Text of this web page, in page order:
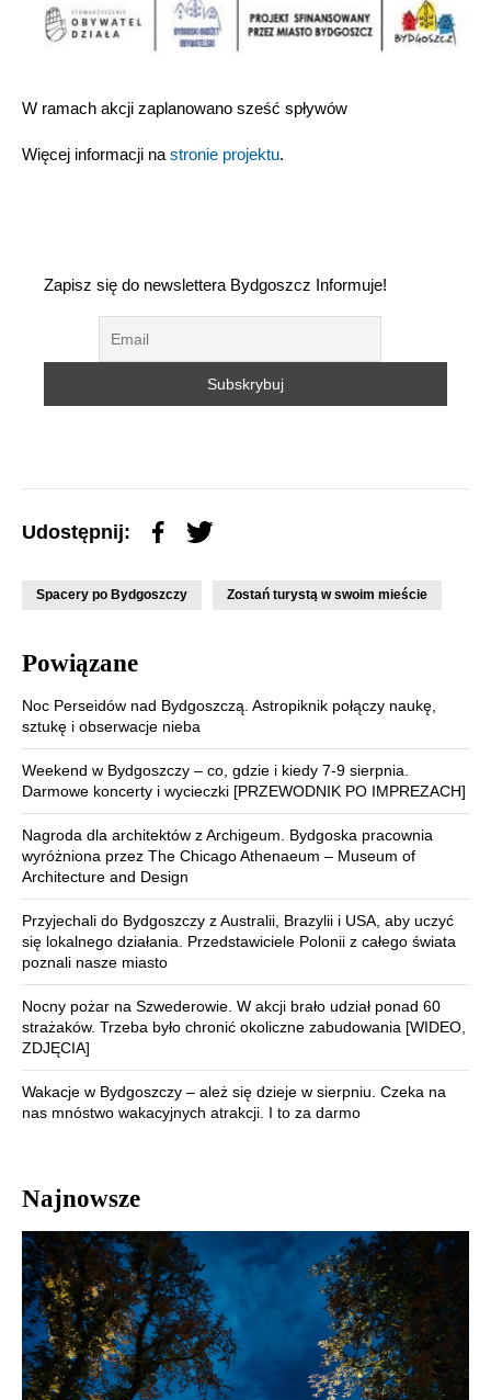
W ramach akcji zaplanowano sześć spływów
Więcej informacji na stronie projektu.
Zapisz się do newslettera Bydgoszcz Informuje!
Udostępnij:
Spacery po Bydgoszczy Zostań turystą w swoim mieście
Powiązane
Noc Perseidów nad Bydgoszczą. Astropiknik połączy naukę,
sztukę i obserwacje nieba
Weekend w Bydgoszczy – co, gdzie i kiedy 7-9 sierpnia.
Darmowe koncerty i wycieczki [PRZEWODNIK PO IMPREZACH]
Nagroda dla architektów z Archigeum. Bydgoska pracownia
wyróżniona przez The Chicago Athenaeum – Museum of
Architecture and Design
Przyjechali do Bydgoszczy z Australii, Brazylii i USA, aby uczyć
się lokalnego działania. Przedstawiciele Polonii z całego świata
poznali nasze miasto
Nocny pożar na Szwederowie. W akcji brało udział ponad 60
strażaków. Trzeba było chronić okoliczne zabudowania [WIDEO,
ZDJĘCIA]
Wakacje w Bydgoszczy – ależ się dzieje w sierpniu. Czeka na
nas mnóstwo wakacyjnych atrakcji. I to za darmo
Najnowsze